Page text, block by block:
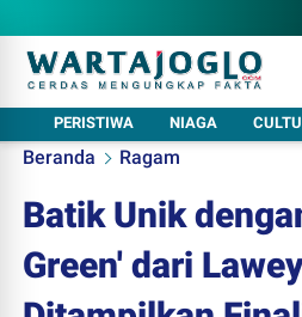
PERISTIWA NIAGA
Beranda Ragam
Batik Unik
Green' dari